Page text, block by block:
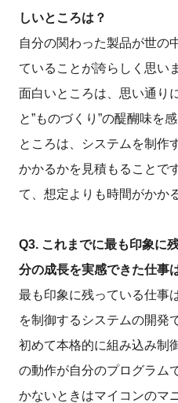
しいところは？
自分の関わった製品が世の
ていることが誇らしく思い
面白いところは、思い通り
と”ものづくり”の醍醐味を
ところは、システムを制作
かかるかを見積もることで
て、想定よりも時間がかか
Q3. これまでに最も印象に
分の成長を実感できた仕事
最も印象に残っている仕事
を制御するシステムの開発
初めて本格的に組み込み制
の動作が自分のプログラム
かないときはマイコンのマ